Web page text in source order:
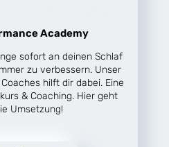
Academy
sofort an deinen Schlaf
zu verbessern. Unser
hilft dir dabei. Eine
& Coaching. Hier geht
Umsetzung!